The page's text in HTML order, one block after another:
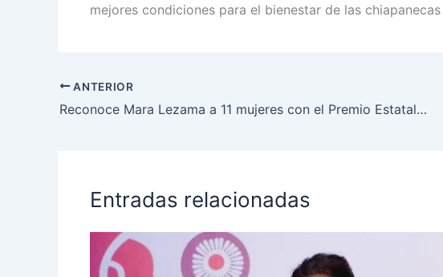
mejores condiciones para el bienestar de las
ANTERIOR
Reconoce Mara Lezama a 11 mujeres con el Premio Estatal Mujer Quintanarroense Destacada 2026
Entradas relacionadas